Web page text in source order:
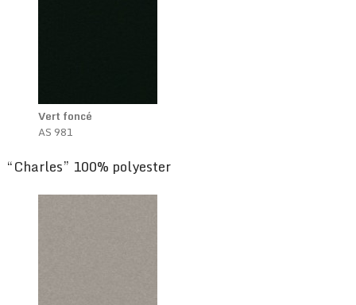
Vert foncé
AS 981
“Charles” 100% polyester